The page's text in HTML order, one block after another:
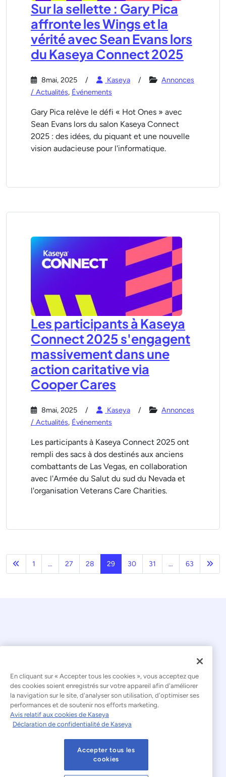
Sur la sellette : Gary Pica
affronte les Wings et la
vérité avec Sean Evans lors
du Kaseya Connect 2025
8mai, 2025 Kaseya
Annonces
/ Actualités, Événements
Gary Pica relève le défi « Hot Ones » avec
Sean Evans lors du salon Kaseya Connect
2025 : des idées, du piquant et une nouvelle
vision audacieuse pour l'informatique.
Les participants à Kaseya
Connect 2025 s'engagent
massivement dans une
action caritative via
Cooper Cares
8mai, 2025 Kaseya
Annonces
/ Actualités, Événements
Les participants à Kaseya Connect 2025 ont
rempli des sacs à dos destinés aux anciens
combattants de Las Vegas, en collaboration
avec l'Armée du Salut du sud du Nevada et
l'organisation Veterans Care Charities.
Précédent
1 … 27 28 29 30 31 … 63
© 2026 Kaseya. Tous droits réservés.
Français
Déclaration relative à l'esclavage moderne
Mentions légales
Conditions d'utilisation du site web
En cliquant sur « Accepter tous les cookies », vous acceptez que
des cookies soient enregistrés sur votre appareil afin d'améliorer
la navigation sur le site, d'analyser son utilisation, d'optimiser ses
performances et de soutenir nos efforts marketing.
Avis relatif aux cookies de Kaseya
Déclaration de confidentialité de Kaseya
Accepter tous les
cookies